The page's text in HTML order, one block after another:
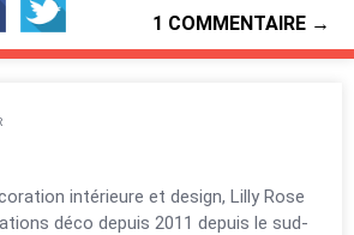
1 COMMENTAIRE →
intérieure et design, Lilly Rose
déco depuis 2011 depuis le sud-